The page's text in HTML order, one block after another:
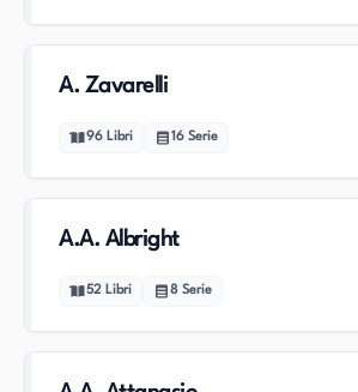
A. Zavarelli
96 Libri 16 Serie
A.A. Albright
52 Libri 8 Serie